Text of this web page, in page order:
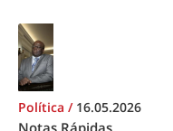
Política / 16.05.2026